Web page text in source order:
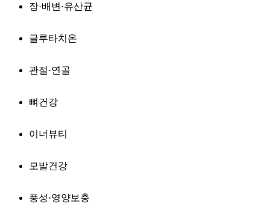
장·배변·유산균
글루타치온
관절·연골
뼈건강
이너뷰티
모발건강
풍성·영양보충